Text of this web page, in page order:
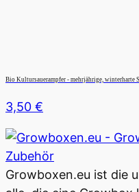
Bio Kultursauerampfer - mehrjährige, winterharte
3,50 €
Growboxen.eu ist die